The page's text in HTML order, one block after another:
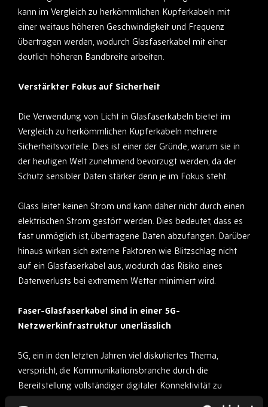
kann im Vergleich zu herkömmlichen Kupferkabeln mit
einer weitaus höheren Geschwindigkeit und Frequenz
übertragen werden, wodurch Glasfaserkabel mit einer
deutlich höheren Bandbreite arbeiten.
Verstärkter Fokus auf Sicherheit
Die Verwendung von Licht in Glasfaserkabeln bietet im
Vergleich zu herkömmlichen Kupferkabeln mehrere
Sicherheitsvorteile. Dies ist einer der Gründe, warum sie in
der heutigen Welt zunehmend bevorzugt werden, da der
Schutz sensibler Daten stärker denn je im Fokus steht.
Glass leitet keinen Strom und kann daher nicht durch einen
elektrischen Strom gestört werden. Dies bedeutet, dass es
fast unmöglich ist, übertragene Daten abzufangen. Darüber
hinaus wirken sich externe Faktoren wie Blitzschlag nicht
auf ein Glasfaserkabel aus, wodurch das Risiko eines
Datenverlusts bei extremem Wetter minimiert wird.
Faser-Glasfaserkabel sind in einer 5G-
Netzwerkinfrastruktur unerlässlich
5G, ein in den letzten Jahren viel diskutiertes Thema,
verspricht, die Kommunikationsbranche durch die
Bereitstellung vollständiger digitaler Konnektivität zu